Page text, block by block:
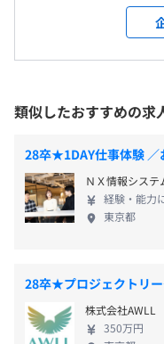
受験費用補助、書籍
◆セミナー補助制度
たします
Windows PC
担当業務によりスペッ
プロジェクトごとに
フォール、アジャイル
受動喫煙防止措置に関
就業時間内禁煙
・年間休日:125日
・有給休暇:10日※入社
与、半年後に残りの4
・GW休暇
・夏季休暇
・年末年始休暇
・慶弔休暇
・育児休暇
・介護休暇
・代休
・子の看護休暇
・システム開発実習
【OJT研修】
自己啓発支援の有無及
【資格支援制度】
・対象資格取得の際
【eラーニング】
・対象のコースはすべ
PC/スマートフォンで
目を迎え、継続的
ます。 近年は、「
善」をキーワードに
実績を誇る自社プロ
自動作成ソフト 「
ており、「中小企業
ェア部門」にて優秀
ビ」は「中小企業優
て、中小企業基盤整
た。 また、プロジ
ドランキング」では
ビスに3回連続選出されました
たなプロダクト「
ースし、積極的な自
類似したおすすめの求
28卒★1DAY仕事体験 ／
ＮＸ情報システ
経験・能力
東京都
28卒★プロジェクトリー
株式会社AWLL
350万円